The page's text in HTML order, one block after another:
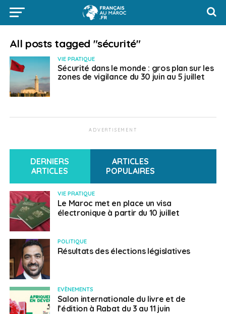
All posts tagged "sécurité"
VIE PRATIQUE
Sécurité dans le monde : gros plan sur les
zones de vigilance du 30 juin au 5 juillet
ADVERTISEMENT
DERNIERS
ARTICLES
ARTICLES
POPULAIRES
VIE PRATIQUE
Le Maroc met en place un visa
électronique à partir du 10 juillet
POLITIQUE
Résultats des élections législatives
EVÈNEMENTS
Salon internationale du livre et de
l’édition à Rabat du 3 au 11 juin